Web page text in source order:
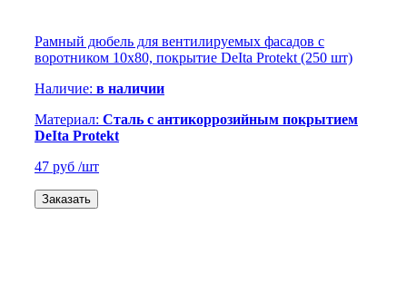
Рамный дюбель для вентилируемых фасадов с
воротником 10х80, покрытие DeIta Protekt (250 шт)
Наличие: в наличии
Материал: Сталь с антикоррозийным покрытием
DeIta Protekt
47 руб /шт
Заказать